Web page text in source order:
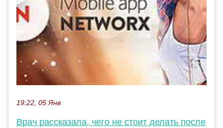
19:22, 05 Янв
Врач рассказала, чего не стоит делать после